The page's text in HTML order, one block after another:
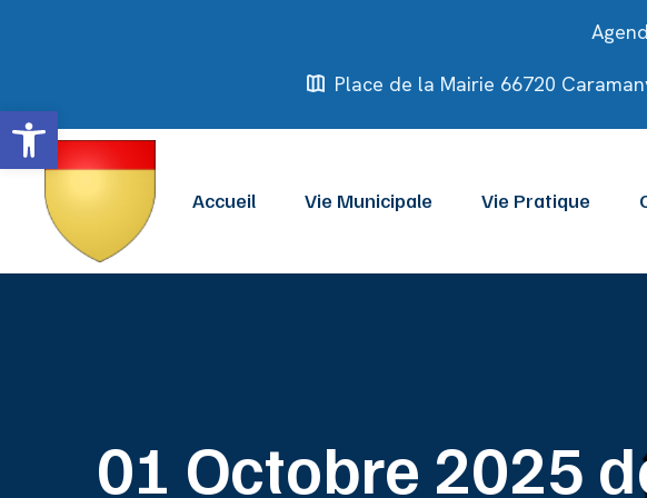
Ouvrir la barre d’outils
Place de la Mairie 66720
Accueil Vie Municipale Vie Pratique
01 Octobre 2025